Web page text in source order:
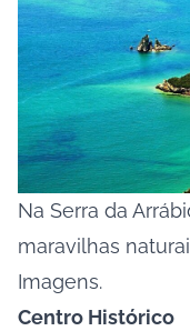
Na Serra da
maravilhas
Imagens.
Centro Histórico